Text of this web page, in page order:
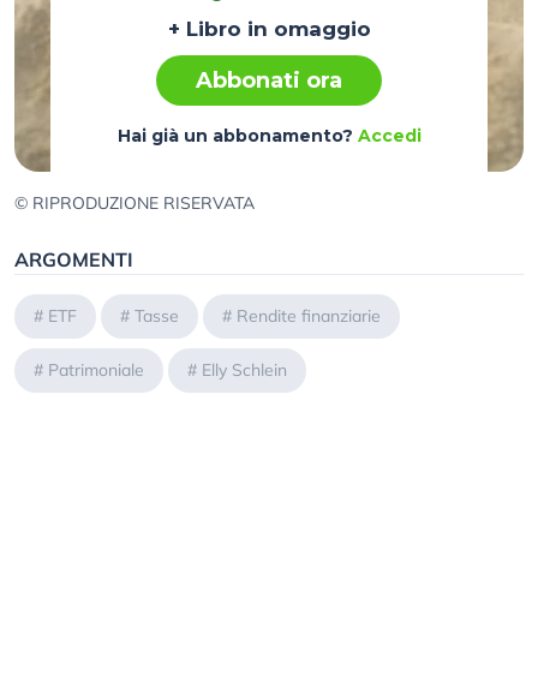
+ Libro in omaggio
Abbonati ora
Hai già un abbonamento? Accedi
© RIPRODUZIONE RISERVATA
ARGOMENTI
# ETF # Tasse # Rendite finanziarie
# Patrimoniale # Elly Schlein